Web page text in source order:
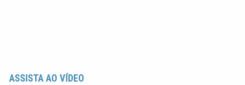
ASSISTA AO VÍDEO